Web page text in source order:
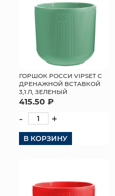
ГОРШОК РОССИ VIPSET С
ДРЕНАЖНОЙ ВСТАВКОЙ
3,1 Л, ЗЕЛЕНЫЙ
415.50 ₽
- +
В КОРЗИНУ